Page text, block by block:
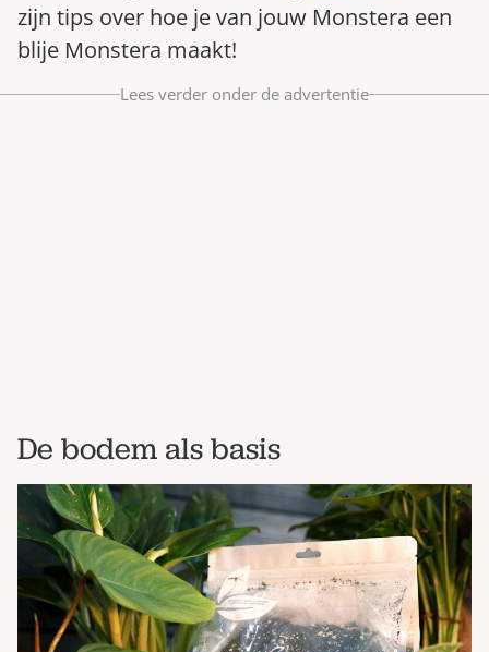
Gardeners’ World 08/2026
Bestel nu
Abonneer
zijn tips over hoe je van jouw Monstera een
blije Monstera maakt!
Lees verder onder de advertentie
De bodem als basis